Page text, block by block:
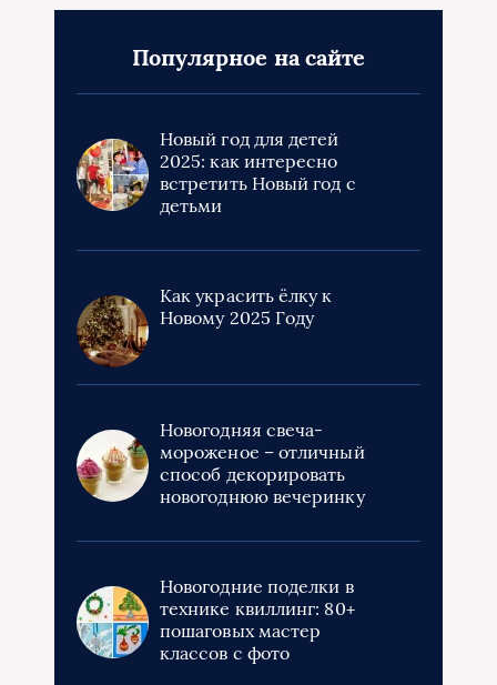
Популярное на сайте
Новый год для детей
2025: как интересно
встретить Новый год с
детьми
Как украсить ёлку к
Новому 2025 Году
Новогодняя свеча-
мороженое – отличный
способ декорировать
новогоднюю вечеринку
Новогодние поделки в
технике квиллинг: 80+
пошаговых мастер
классов с фото